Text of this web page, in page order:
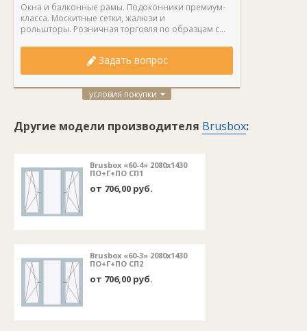
Окна и балконные рамы. Подоконники премиум-
класса. Москитные сетки, жалюзи и
рольшторы. Розничная торговля по образцам с...
Задать вопрос
условия покупки
Другие модели производителя Brusbox:
Brusbox «60-4» 2080х1430
ПО+Г+ПО СП1
от 706,00 руб.
Brusbox «60-3» 2080х1430
ПО+Г+ПО СП2
от 706,00 руб.